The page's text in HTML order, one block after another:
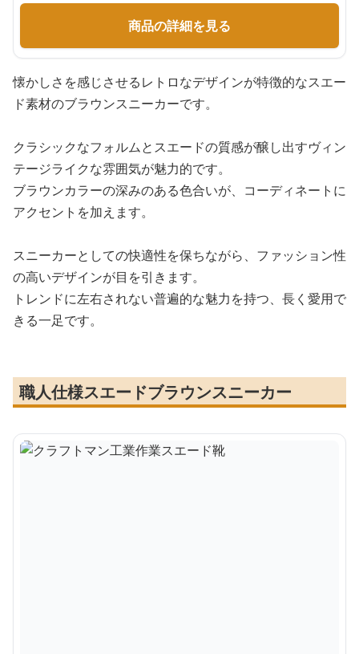
商品の詳細を見る
懐かしさを感じさせるレトロなデザインが特徴的なスエー
ド素材のブラウンスニーカーです。
クラシックなフォルムとスエードの質感が醸し出すヴィン
テージライクな雰囲気が魅力的です。
ブラウンカラーの深みのある色合いが、コーディネートに
アクセントを加えます。
スニーカーとしての快適性を保ちながら、ファッション性
の高いデザインが目を引きます。
トレンドに左右されない普遍的な魅力を持つ、長く愛用で
きる一足です。
職人仕様スエードブラウンスニーカー